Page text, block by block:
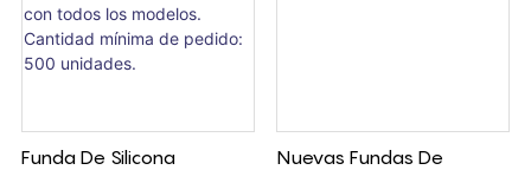
Funda De Silicona
Nuevas Fundas De